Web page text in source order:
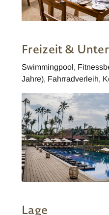
Freizeit &
Swimmingpool,
Jahre), Fahrradverleih,
Lage